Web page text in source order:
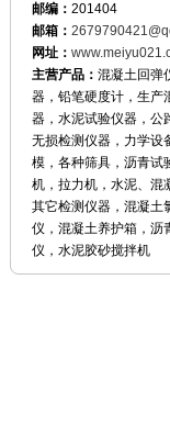
邮编： 201404
邮箱：
网址：
主营产品： 混凝土回弹
器，铅笔硬度计，生产
器，水泥试验仪器，公
无损检测仪器，力学设
模，各种筛具，沥青试
机，拉力机，水泥、混
其它检测仪器，混凝土
仪，混凝土养护箱，沥
仪，水泥胶砂搅拌机